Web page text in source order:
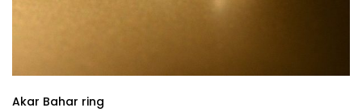
Akar Bahar ring